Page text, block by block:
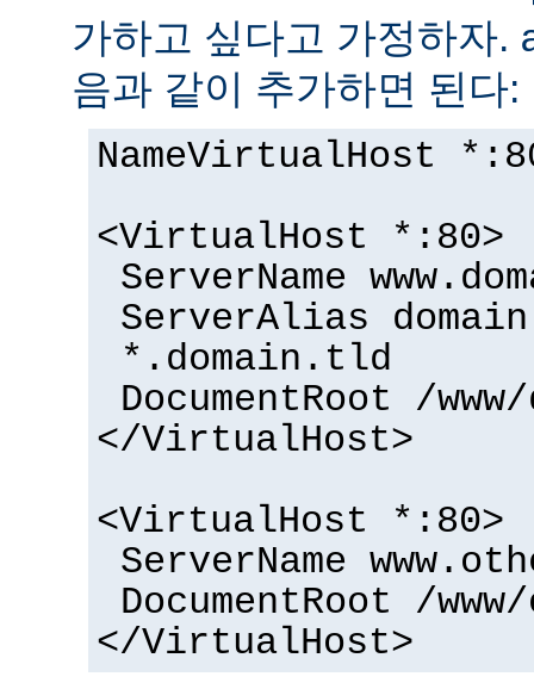
가하고 싶다고 가정하자.
음과 같이 추가하면 된다:
NameVirtualHost
<VirtualHost *:80>
ServerName
ServerAlias
*.domain.tld
DocumentRoot /
</VirtualHost>
<VirtualHost *:80>
ServerName
DocumentRoot /
</VirtualHost>